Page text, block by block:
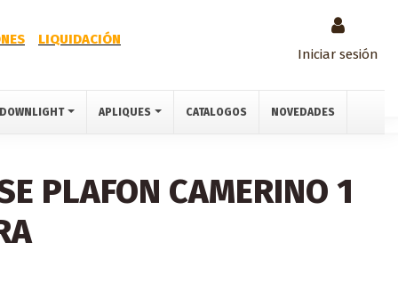
LIQUIDACIÓN
Iniciar sesión
DOWNLIGHT APLIQUES CATALOGOS NOVEDADES
PLAFON CAMERINO 1